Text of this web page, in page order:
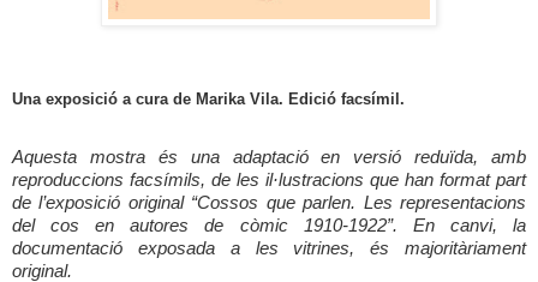
Una exposició a cura de Marika Vila. Edició facsímil.
Aquesta mostra és una adaptació en versió reduïda, amb
reproduccions facsímils, de les il·lustracions que han format part
de l’exposició original “Cossos que parlen. Les representacions
del cos en autores de còmic 1910-1922”. En canvi, la
documentació exposada a les vitrines, és majoritàriament
original.